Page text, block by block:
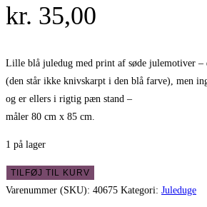
kr. 35,00
Lille blå juledug med print af søde julemotiver –
(den står ikke knivskarpt i den blå farve), men
og er ellers i rigtig pæn stand –
måler 80 cm x 85 cm.
1 på lager
Lille
blå
TILFØJ TIL KURV
Varenummer (SKU): 40675 Kategori: Juleduge